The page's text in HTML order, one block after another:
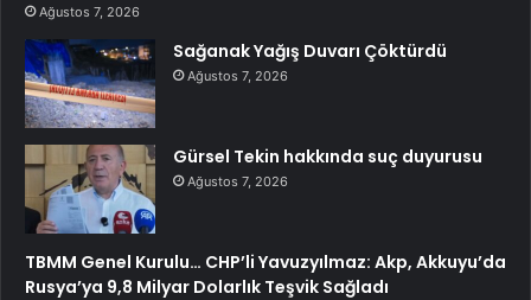
Ağustos 7, 2026
Sağanak Yağış Duvarı Çöktürdü
Ağustos 7, 2026
Gürsel Tekin hakkında suç duyurusu
Ağustos 7, 2026
TBMM Genel Kurulu… CHP’li Yavuzyılmaz: Akp, Akkuyu’da
Rusya’ya 9,8 Milyar Dolarlık Teşvik Sağladı